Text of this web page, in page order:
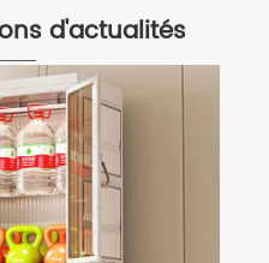
d'actualités
peut-il
quotidien ?